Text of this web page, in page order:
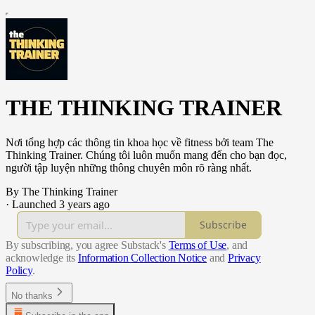
THE THINKING TRAINER
Nơi tổng hợp các thông tin khoa học về fitness bởi team The
Thinking Trainer. Chúng tôi luôn muốn mang đến cho bạn đọc,
người tập luyện những thông chuyên môn rõ ràng nhất.
By The Thinking Trainer
· Launched 3 years ago
Subscribe
By subscribing, you agree Substack's Terms of Use, and
acknowledge its Information Collection Notice and Privacy
Policy.
No thanks